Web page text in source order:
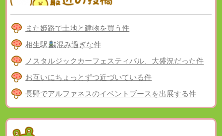
また姫路で土地と建物を買う件
相生駅
混み過ぎな件
ノスタルジックカーフェスティバル、大盛況だった件
お互いにちょっとずつ近づいている件
長野でアルファネスのイベントブースを出展する件